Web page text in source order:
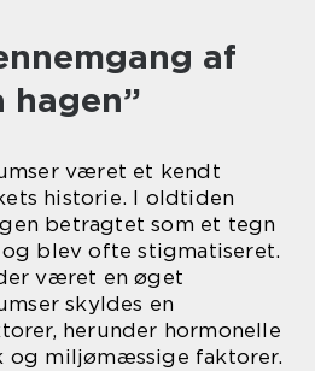
af
hagen”
været et kendt
historie. I oldtiden
betragtet som et tegn
blev ofte stigmatiseret.
været en øget
skyldes en
herunder hormonelle
og miljømæssige faktorer.